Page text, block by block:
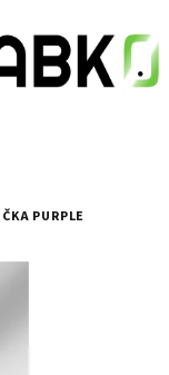
PURPLE